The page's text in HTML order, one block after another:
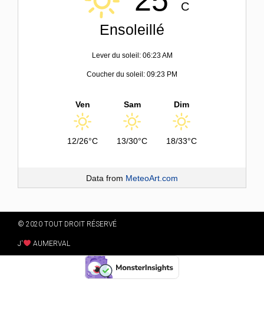
C
Ensoleillé
Lever du soleil: 06:23 AM
Coucher du soleil: 09:23 PM
Ven
12/26°C
Sam
13/30°C
Dim
18/33°C
Data from MeteoArt.com
© 2020 TOUT DROIT RÉSERVÉ
J' AUMERVAL